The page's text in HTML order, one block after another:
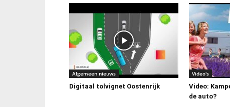
Algemeen nieuws
Digitaal tolvignet Oostenrijk
Video's
Video:
de auto?